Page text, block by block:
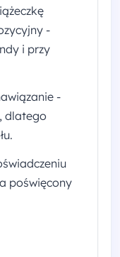
-
i przy
-
dlatego
poświęcony